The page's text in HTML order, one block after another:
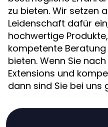
zu bieten. Wir setzen
Leidenschaft dafür
hochwertige
kompetente
bieten. Wenn Sie
Extensions und
dann sind Sie bei uns